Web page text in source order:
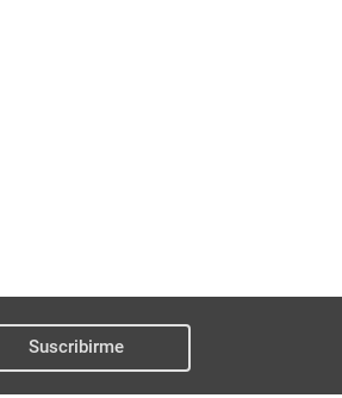
Suscribirme